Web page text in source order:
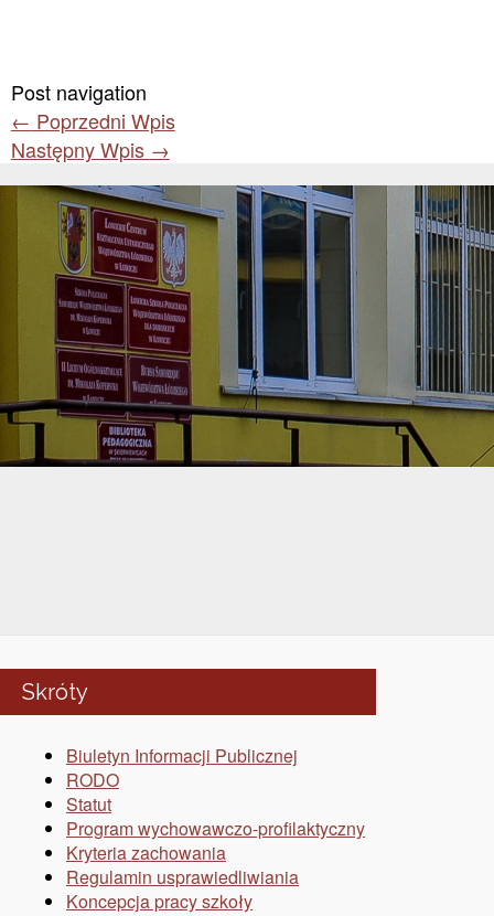
Post navigation
← Poprzedni Wpis
Następny Wpis →
Skróty
Biuletyn Informacji Publicznej
RODO
Statut
Program wychowawczo-profilaktyczny
Kryteria zachowania
Regulamin usprawiedliwiania
Koncepcja pracy szkoły